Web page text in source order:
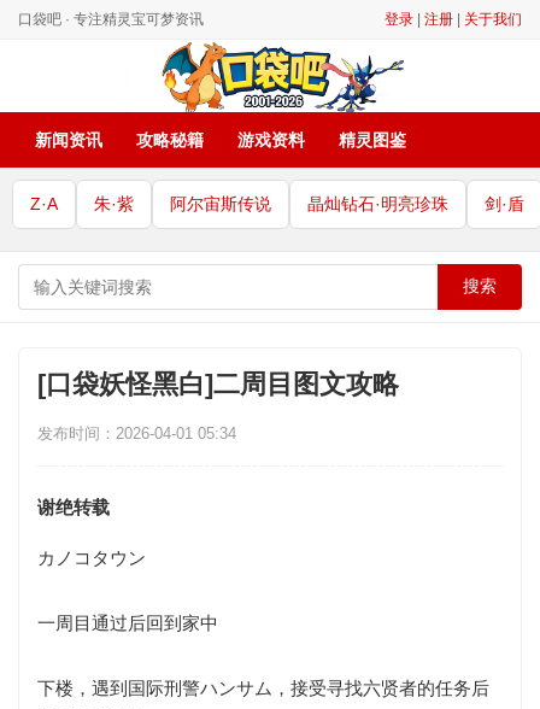
口袋吧 · 专注精灵宝可梦资讯 登录 注册 关于我们
新闻资讯 攻略秘籍 游戏资料 精灵图鉴
Z·A 朱·紫 阿尔宙斯传说 晶灿钻石·明亮珍珠 剑·盾
搜索
[口袋妖怪黑白]二周目图文攻略
发布时间：2026-04-01 05:34
谢绝转载
カノコタウン
一周目通过后回到家中
下楼，遇到国际刑警ハンサム，接受寻找六贤者的任务后